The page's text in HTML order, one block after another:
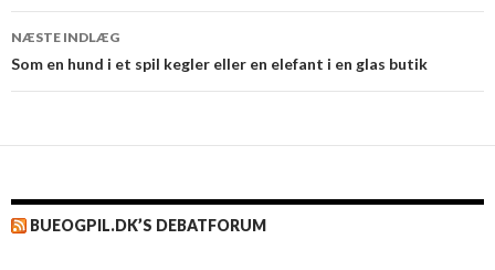
NÆSTE INDLÆG
Som en hund i et spil kegler eller en elefant i en glas butik
BUEOGPIL.DK’S DEBATFORUM